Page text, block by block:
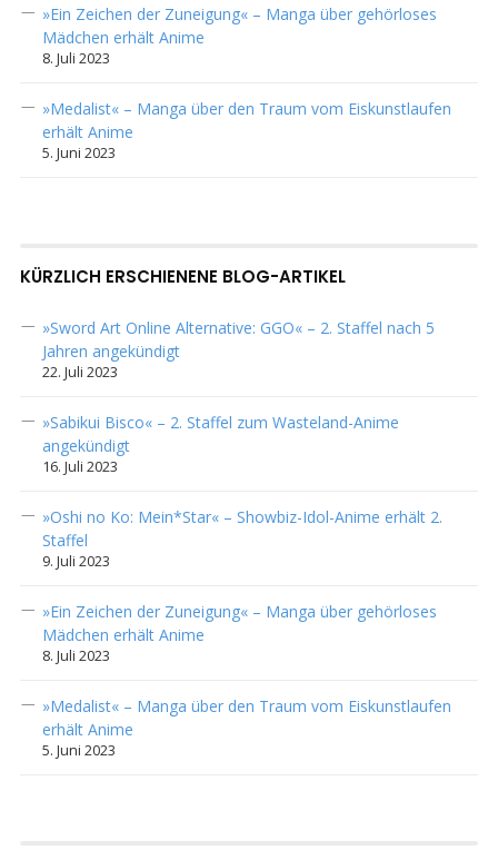
»Ein Zeichen der Zuneigung« – Manga über gehörloses
Mädchen erhält Anime
8. Juli 2023
»Medalist« – Manga über den Traum vom Eiskunstlaufen
erhält Anime
5. Juni 2023
KÜRZLICH ERSCHIENENE BLOG-ARTIKEL
»Sword Art Online Alternative: GGO« – 2. Staffel nach 5
Jahren angekündigt
22. Juli 2023
»Sabikui Bisco« – 2. Staffel zum Wasteland-Anime
angekündigt
16. Juli 2023
»Oshi no Ko: Mein*Star« – Showbiz-Idol-Anime erhält 2.
Staffel
9. Juli 2023
»Ein Zeichen der Zuneigung« – Manga über gehörloses
Mädchen erhält Anime
8. Juli 2023
»Medalist« – Manga über den Traum vom Eiskunstlaufen
erhält Anime
5. Juni 2023